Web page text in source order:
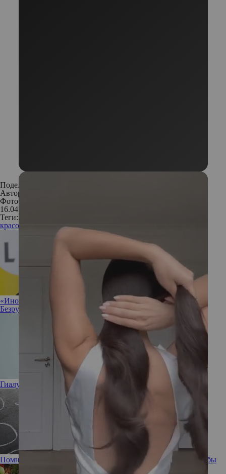
Поделиться:
Автор:
Фото: Архивы пресс-служб
16.04.2018
Теги:
красота
маникюр
«Иногда полезно разрешить себе ничего не делать»: Ирина
Безрукова не против прокрастинации
Гиалуроновая кислота: полезна или вредна
Помнишь ли ты: забывчивость, ее причины и способы борьбы